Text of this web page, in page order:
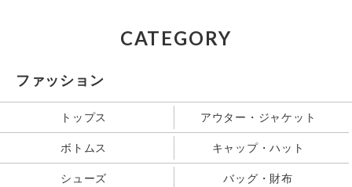
CATEGORY
ファッション
トップス アウター・ジャケット
ボトムス キャップ・ハット
シューズ バッグ・財布